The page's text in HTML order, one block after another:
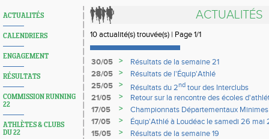
ACTUALITÉS
CALENDRIERS
ENGAGEMENT
RÉSULTATS
COMMISSION RUNNING
22
ATHLÈTES & CLUBS
DU 22
ACTUALITÉS
10 actualité(s) trouvée(s) | Page 1/1
30/05 >
Résultats de la semaine 21
28/05
>
Résultats de l'Équip'Athlé
25/05
> Résultats du 2nd tour des Interclubs
21/05
>
Retour sur la rencontre des écoles
17/05
>
Championnats Départementaux
3 juin 2018
17/05 >
Équip'Athlé à Loudéac le samedi 26 mai
15/05
>
Résultats de la semaine 19